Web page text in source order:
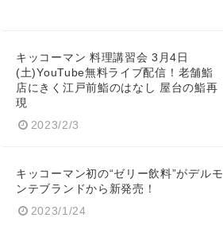
キッコーマン 料理講習会 3月4日
(土)YouTube無料ライブ配信！老舗鮨
店にきく江戸前鮨のはなし 屋台の鮨再
現
2023/2/3
キッコーマン初の“ゼリー飲料”がデルモ
ンテブランドから新発売！
2023/1/24